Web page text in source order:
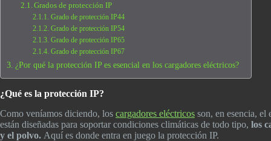
Grados de protección IP
Grado de protección IP44
Grado de protección IP54
Grado de protección IP65
Grado de protección IP67
¿Por qué la protección IP es esencial en los cargadores eléctricos?
¿Qué es la protección IP?
Como veníamos diciendo, los cargadores eléctricos son, en esencia, el
están diseñadas para soportar condiciones climáticas de todo tipo, los
y el polvo. Aquí es donde entra en juego la protección IP.